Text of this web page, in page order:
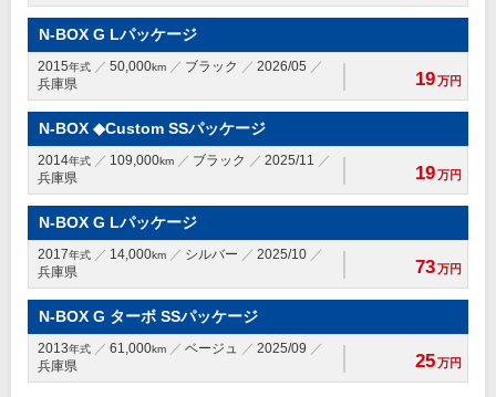
N-BOX G Lパッケージ
2015年式 50,000km ブラック
2026/05
兵庫県
19万円
N-BOX ◆Custom SSパッケージ
2014年式 109,000km ブラック
2025/11
兵庫県
19万円
N-BOX G Lパッケージ
2017年式 14,000km シルバー
2025/10
兵庫県
73万円
N-BOX G ターボ SSパッケージ
2013年式 61,000km ベージュ
2025/09
兵庫県
25万円